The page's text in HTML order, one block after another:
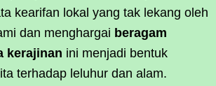
kearifan lokal yang tak lekang oleh
dan menghargai beragam
kerajinan ini menjadi bentuk
terhadap leluhur dan alam.